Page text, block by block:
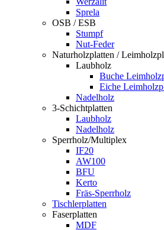
Sprela
OSB / ESB
Stumpf
Nut-Feder
Naturholzplatten /
Laubholz
Buche
Eiche
Nadelholz
3-Schichtplatten
Laubholz
Nadelholz
Sperrholz/Multiplex
IF20
AW100
BFU
Kerto
Fräs-Sperrholz
Tischlerplatten
Faserplatten
MDF